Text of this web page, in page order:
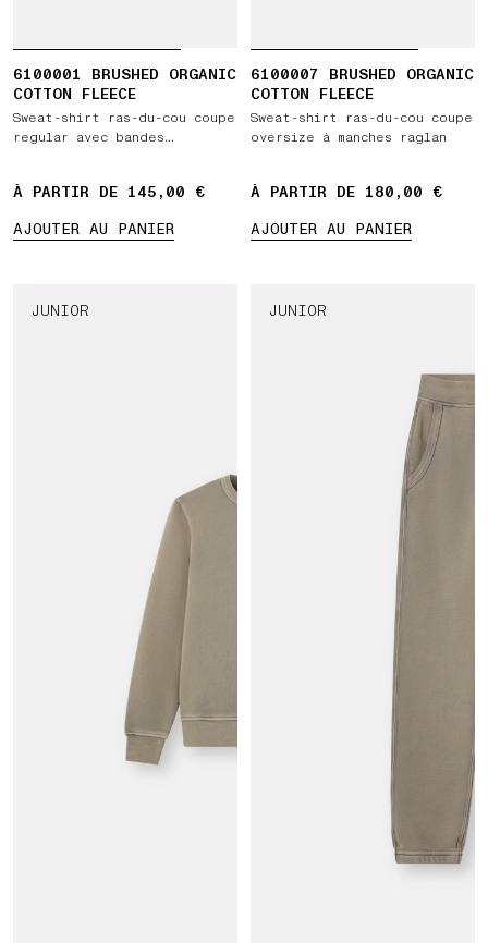
6100001 BRUSHED ORGANIC
COTTON FLEECE
Sweat-shirt ras-du-cou coupe
regular avec bandes
À PARTIR DE 145,00 €
AJOUTER AU PANIER
6100007 BRUSHED ORGANIC
COTTON FLEECE
Sweat-shirt ras-du-cou coupe
oversize à manches raglan
À PARTIR DE 180,00 €
AJOUTER AU PANIER
JUNIOR JUNIOR